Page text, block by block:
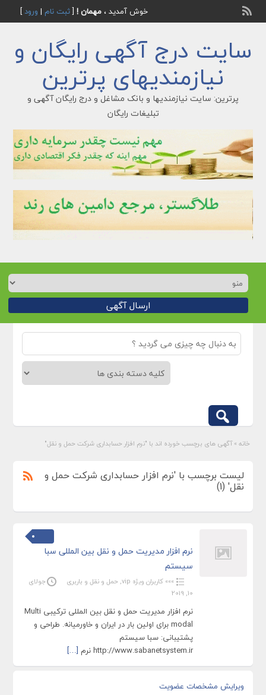
خوش آمدید ، مهمان ![ثبت نام | ورود]
سایت درج آگهی رایگان و
نیازمندیهای پرترین
پرترین: سایت نیازمندیها و بانک مشاغل و درج رایگان آگهی و
تبلیغات رایگان
ارسال آگهی
خانه » آگهی های برچسب خورده اند با "نرم افزار حسابداری شرکت حمل و نقل"
لیست برچسب با 'نرم افزار حسابداری شرکت حمل و
نقل' (1)
نرم افزار مدیریت حمل و نقل بین المللی سبا
سیستم
»»» کاربران ویژه vip , حمل و نقل و باربری
جولای
10, 2019
نرم افزار مدیریت حمل و نقل بین المللی ترکیبی Multi
modal برای اولین بار در ایران و خاورمیانه. طراحی و
پشتیبانی: سبا سیستم
http://www.sabanetsystem.ir نرم
[…]
ویرایش مشخصات عضویت